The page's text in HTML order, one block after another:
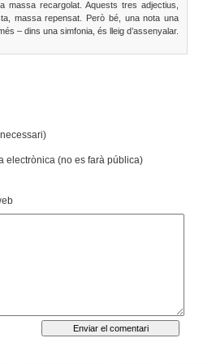
massa recargolat. Aquests tres adjectius,
massa repensat. Però bé, una nota una
– dins una simfonia, és lleig d’assenyalar.
electrònica (no es farà pública)